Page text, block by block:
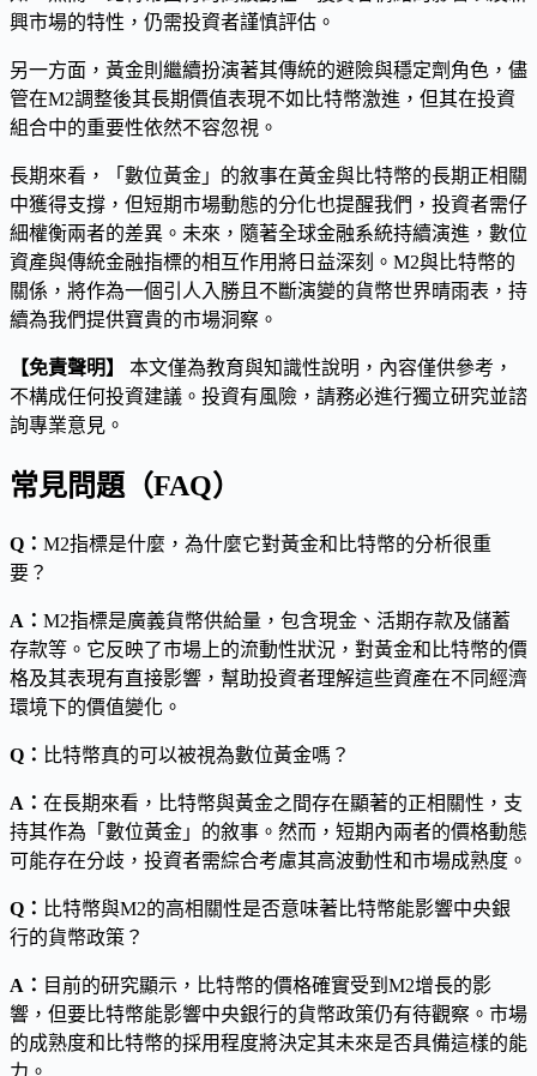
興市場的特性，仍需投資者謹慎評估。
另一方面，黃金則繼續扮演著其傳統的避險與穩定劑角色，儘
管在M2調整後其長期價值表現不如比特幣激進，但其在投資
組合中的重要性依然不容忽視。
長期來看，「數位黃金」的敘事在黃金與比特幣的長期正相關
中獲得支撐，但短期市場動態的分化也提醒我們，投資者需仔
細權衡兩者的差異。未來，隨著全球金融系統持續演進，數位
資產與傳統金融指標的相互作用將日益深刻。M2與比特幣的
關係，將作為一個引人入勝且不斷演變的貨幣世界晴雨表，持
續為我們提供寶貴的市場洞察。
【免責聲明】
本文僅為教育與知識性說明，內容僅供參考，
不構成任何投資建議。投資有風險，請務必進行獨立研究並諮
詢專業意見。
常見問題（FAQ）
Q： M2指標是什麼，為什麼它對黃金和比特幣的分析很重
要？
A： M2指標是廣義貨幣供給量，包含現金、活期存款及儲蓄
存款等。它反映了市場上的流動性狀況，對黃金和比特幣的價
格及其表現有直接影響，幫助投資者理解這些資產在不同經濟
環境下的價值變化。
Q： 比特幣真的可以被視為數位黃金嗎？
A： 在長期來看，比特幣與黃金之間存在顯著的正相關性，支
持其作為「數位黃金」的敘事。然而，短期內兩者的價格動態
可能存在分歧，投資者需綜合考慮其高波動性和市場成熟度。
Q： 比特幣與M2的高相關性是否意味著比特幣能影響中央銀
行的貨幣政策？
A： 目前的研究顯示，比特幣的價格確實受到M2增長的影
響，但要比特幣能影響中央銀行的貨幣政策仍有待觀察。市場
的成熟度和比特幣的採用程度將決定其未來是否具備這樣的能
力。